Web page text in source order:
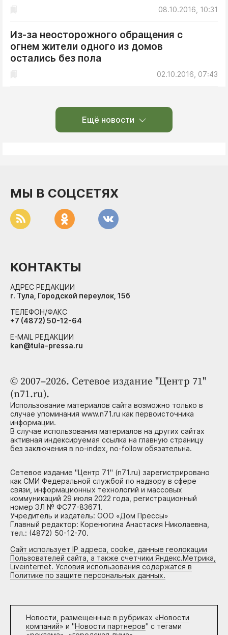
08.10.2016, 10:31
Из-за неосторожного обращения с
огнем жители одного из домов
остались без пола
02.10.2016, 07:43
Ещё новости
© 2007–2026. Сетевое издание "Центр 71"
(n71.ru).
Использование материалов сайта возможно только в
случае упоминания www.n71.ru как первоисточника
информации.
В случае использования материалов на других сайтах
активная индексируемая ссылка на главную страницу
без заключения в no-index, no-follow обязательна.
Сетевое издание "Центр 71" (n71.ru) зарегистрировано
как СМИ Федеральной службой по надзору в сфере
связи, информационных технологий и массовых
коммуникаций 29 июля 2022 года, регистрационный
номер ЭЛ № ФС77-83671.
Учредитель и издатель: ООО «Дом Прессы»
Главный редактор: Коренюгина Анастасия Николаевна,
тел.: (4872) 50-12-70.
Сайт использует IP адреса, cookie, данные геолокации
Пользователей сайта, а также счетчики Яндекс.Метрика,
Liveinternet. Условия использования содержатся в
Политике по защите персональных данных.
Новости, размещенные в рубриках «Новости
компаний» и "Новости партнеров" с тегами
МЫ В СОЦСЕТЯХ
КОНТАКТЫ
АДРЕС РЕДАКЦИИ
г. Тула, Городской переулок, 15б
ТЕЛЕФОН/ФАКС
+7 (4872) 50-12-64
E-MAIL РЕДАКЦИИ
kan@tula-pressa.ru